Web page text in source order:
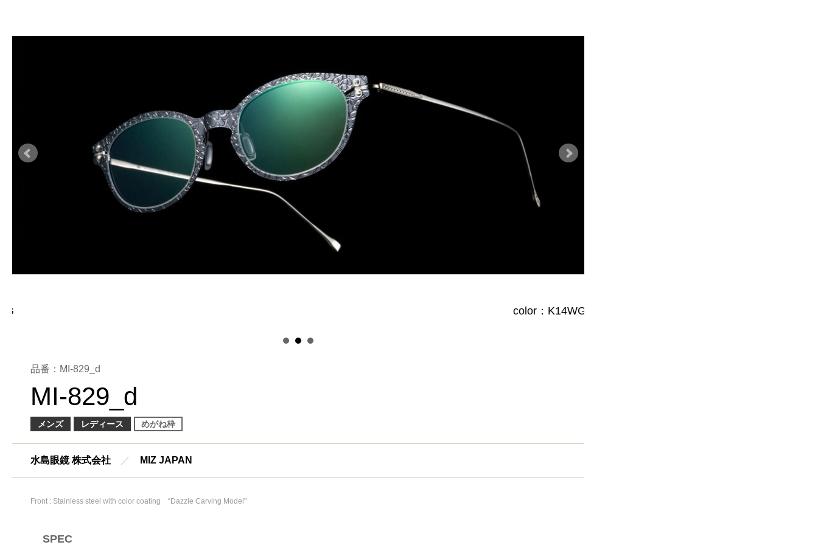
color：K14WG
品番：MI-829_d
MI-829_d
メンズ レディース めがね枠
水島眼鏡 株式会社 ／ MIZ JAPAN
Front : Stainless steel with color coating “Dazzle Carving Model"
SPEC